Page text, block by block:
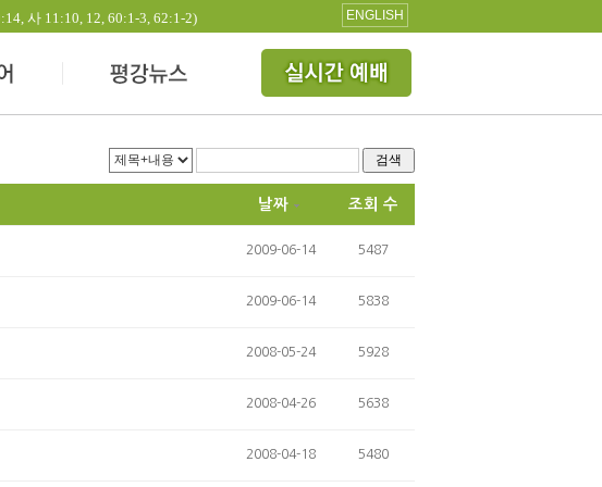
사 11:10, 12, 60:1-3, 62:1-2) ENGLISH
검색
날짜 조회 수
2009-06-14 5487
2009-06-14 5838
2008-05-24 5928
2008-04-26 5638
2008-04-18 5480